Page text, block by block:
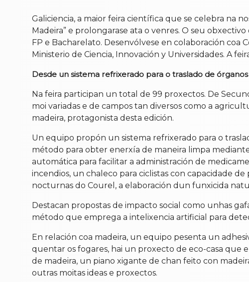
Galiciencia, a maior feira científica que se celebra na
Madeira” e prolongarase ata o venres. O seu
FP e Bacharelato. Desenvólvese en colaboración coa
Ministerio de Ciencia, Innovación y Universidades. A
Desde un sistema refrixerado para o traslado de
Na feira participan un total de 99 proxectos. De
moi variadas e de campos tan diversos como a
madeira, protagonista desta edición.
Un equipo propón un sistema refrixerado para o
método para obter enerxía de maneira limpa
automática para facilitar a administración de
incendios, un chaleco para ciclistas con capacidade
nocturnas do Courel, a elaboración dun funxicida
Destacan propostas de impacto social como unhas
método que emprega a intelixencia artificial para
En relación coa madeira, un equipo pesenta un
quentar os fogares, hai un proxecto de eco-casa que
de madeira, un piano xigante de chan feito con
outras moitas ideas e proxectos.